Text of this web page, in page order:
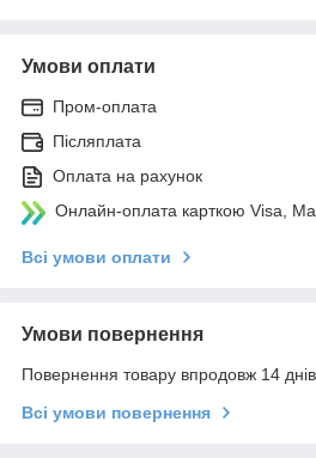
Умови оплати
Пром-оплата
Післяплата
Оплата на рахунок
Онлайн-оплата карткою Visa,
Всі умови оплати
Умови повернення
Повернення товару впродовж 14
Всі умови повернення